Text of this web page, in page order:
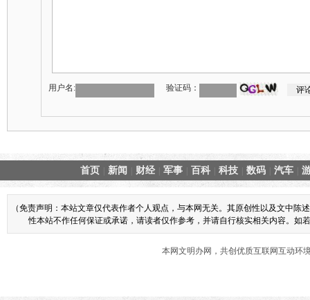
用户名: 验证码：
首页 新闻 财经 军事 百科 科技 数码 汽车
（免责声明：本站文章仅代表作者个人观点，与本网无关。其原创性以及文中
性本站不作任何保证或承诺，请读者仅作参考，并请自行核实相关内容。
本网文明办网，共创优质互联网互动